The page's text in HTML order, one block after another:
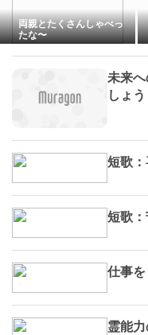
両親とたくさんしゃべっ
たな〜
未来
しょう
短歌
短歌
仕事を
霊能